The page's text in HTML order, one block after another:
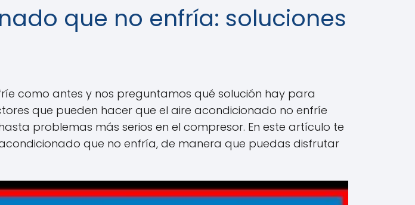
que no enfría: soluciones
como antes y nos preguntamos qué solución hay para
que pueden hacer que el aire acondicionado no enfríe
problemas más serios en el compresor. En este artículo te
que no enfría, de manera que puedas disfrutar